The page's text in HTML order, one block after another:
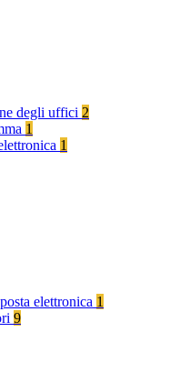
degli uffici 2
1
1
elettronica 1
9